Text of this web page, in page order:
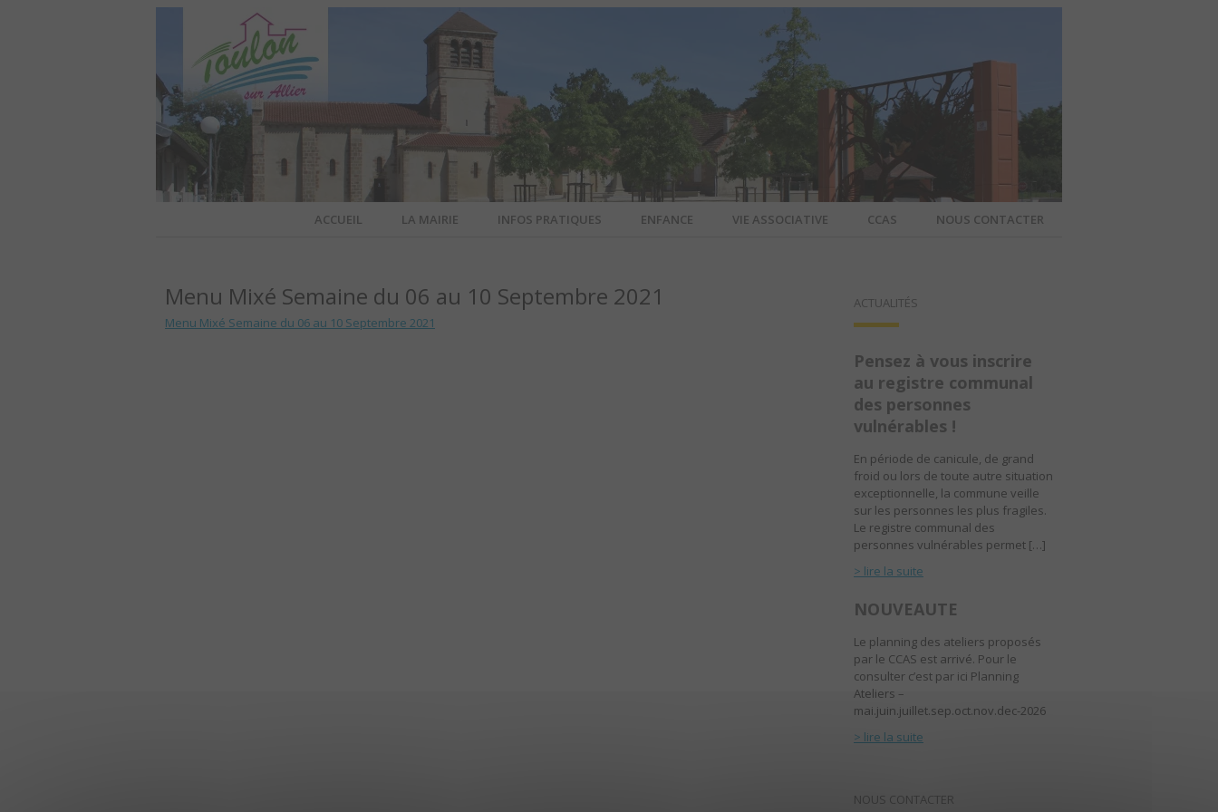
TOULON-SUR-ALLIER – SITE
OFFICIEL DE LA COMMUNE
ACCUEIL LA MAIRIE INFOS PRATIQUES ENFANCE VIE ASSOCIATIVE CCAS NOUS CONTACTER
Menu Mixé Semaine du 06 au 10 Septembre 2021
Menu Mixé Semaine du 06 au 10 Septembre 2021
ACTUALITÉS
Pensez à vous inscrire
au registre communal
des personnes
vulnérables !
En période de canicule, de grand
froid ou lors de toute autre situation
exceptionnelle, la commune veille
sur les personnes les plus fragiles.
Le registre communal des
personnes vulnérables permet […]
> lire la suite
NOUVEAUTE
Le planning des ateliers proposés
par le CCAS est arrivé. Pour le
consulter c’est par ici Planning
Ateliers –
mai.juin.juillet.sep.oct.nov.dec-2026
> lire la suite
NOUS CONTACTER